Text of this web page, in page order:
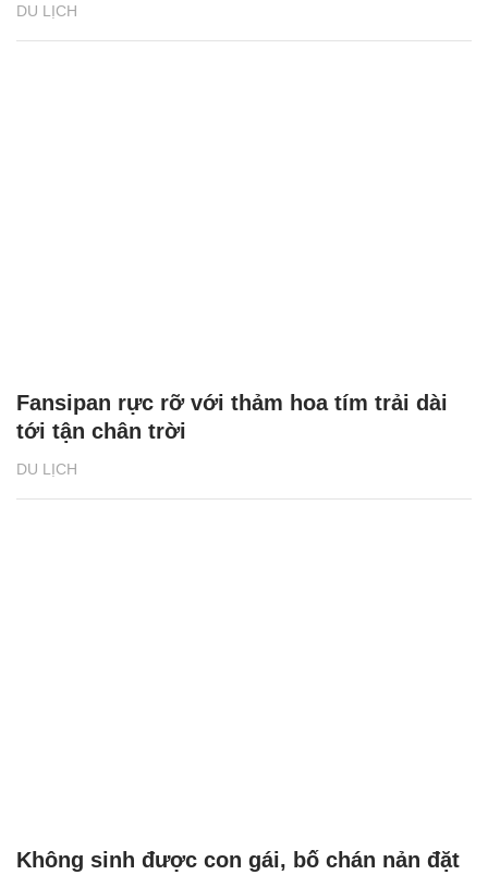
DU LỊCH
DU LỊCH
Fansipan rực rỡ với thảm hoa tím trải dài
tới tận chân trời
Không sinh được con gái, bố chán nản đặt